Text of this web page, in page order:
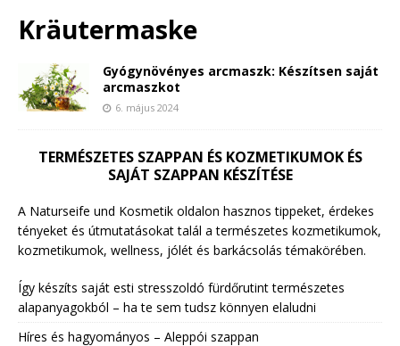
Kräutermaske
Gyógynövényes arcmaszk: Készítsen saját
arcmaszkot
6. május 2024
TERMÉSZETES SZAPPAN ÉS KOZMETIKUMOK ÉS
SAJÁT SZAPPAN KÉSZÍTÉSE
A Naturseife und Kosmetik oldalon hasznos tippeket, érdekes
tényeket és útmutatásokat talál a természetes kozmetikumok,
kozmetikumok, wellness, jólét és barkácsolás témakörében.
Így készíts saját esti stresszoldó fürdőrutint természetes
alapanyagokból – ha te sem tudsz könnyen elaludni
Híres és hagyományos – Aleppói szappan